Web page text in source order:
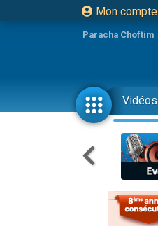
Mon compte
Paracha Choftim
Vidéos